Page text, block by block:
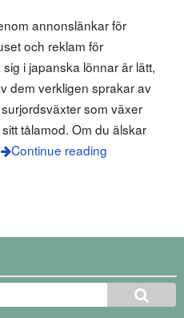
annonslänkar för
och reklam för
i japanska lönnar är lätt,
dem verkligen sprakar av
som växer
tålamod. Om du älskar
Continue reading